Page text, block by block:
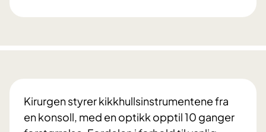
Kirurgen styrer kikkhullsinstrumentene fra
en konsoll, med en optikk opptil 10 ganger